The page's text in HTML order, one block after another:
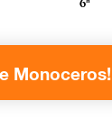
Monoceros!